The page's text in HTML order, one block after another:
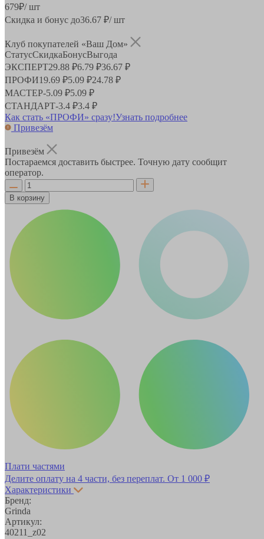
679₽/ шт
Скидка и бонус до36.67 ₽/ шт
Клуб покупателей «Ваш Дом»
СтатусСкидкаБонусВыгода
ЭКСПЕРТ29.88 ₽6.79 ₽36.67 ₽
ПРОФИ19.69 ₽5.09 ₽24.78 ₽
МАСТЕР-5.09 ₽5.09 ₽
СТАНДАРТ-3.4 ₽3.4 ₽
Как стать «ПРОФИ» сразу!Узнать подробнее
Привезём
Привезём
Постараемся доставить быстрее. Точную дату сообщит
оператор.
В корзину
Плати частями
Делите оплату на 4 части, без переплат. От 1 000 ₽
Характеристики
Бренд:
Grinda
Артикул:
40211_z02